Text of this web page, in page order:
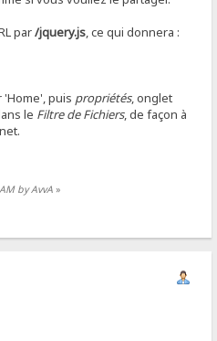
par/jquery.js, ce qui donnera :
'Home', puis propriétés, onglet
le Filtre de Fichiers, de façon à
by AvvA »